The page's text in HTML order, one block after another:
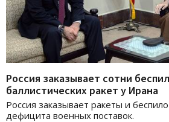
Россия заказывает сотни
баллистических ракет у Ирана
Россия заказывает ракеты и
дефицита военных поставок.